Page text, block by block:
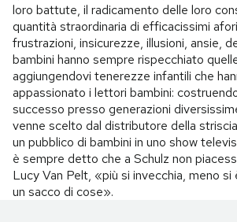
loro battute, il radicamento delle loro
quantità straordinaria di efficacissimi
frustrazioni, insicurezze, illusioni, ansie,
bambini hanno sempre rispecchiato
aggiungendovi tenerezze infantili che
appassionato i lettori bambini:
successo presso generazioni
venne scelto dal distributore della
un pubblico di bambini in uno show
è sempre detto che a Schulz non
Lucy Van Pelt, «più si invecchia, meno
un sacco di cose».